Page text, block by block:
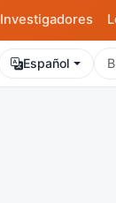
Investigadores
Español